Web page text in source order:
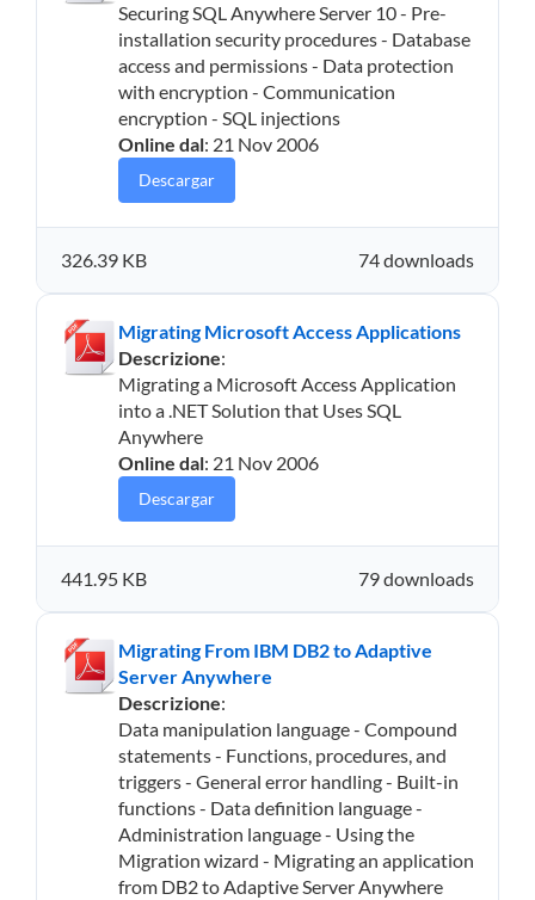
Securing SQL Anywhere Server 10 - Pre-
installation security procedures - Database
access and permissions - Data protection
with encryption - Communication
encryption - SQL injections
Online dal: 21 Nov 2006
Descargar
74 downloads
326.39 KB
Migrating Microsoft Access Applications
Descrizione:
Migrating a Microsoft Access Application
into a .NET Solution that Uses SQL
Anywhere
Online dal: 21 Nov 2006
Descargar
79 downloads
441.95 KB
Migrating From IBM DB2 to Adaptive
Server Anywhere
Descrizione:
Data manipulation language - Compound
statements - Functions, procedures, and
triggers - General error handling - Built-in
functions - Data definition language -
Administration language - Using the
Migration wizard - Migrating an application
from DB2 to Adaptive Server Anywhere